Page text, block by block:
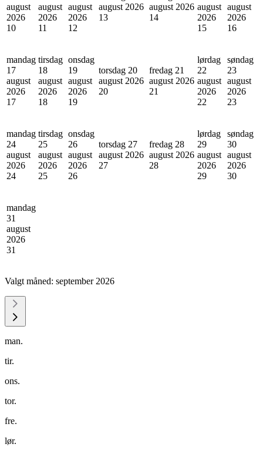
august
2026
10
august
2026
11
august
2026
12
august 2026
13
august 2026
14
august
2026
15
august
2026
16
mandag
17
august
2026
17
tirsdag
18
august
2026
18
onsdag
19
august
2026
19
torsdag 20
august 2026
20
fredag 21
august 2026
21
lørdag
22
august
2026
22
søndag
23
august
2026
23
mandag
24
august
2026
24
tirsdag
25
august
2026
25
onsdag
26
august
2026
26
torsdag 27
august 2026
27
fredag 28
august 2026
28
lørdag
29
august
2026
29
søndag
30
august
2026
30
mandag
31
august
2026
31
Valgt måned: september 2026
man.
tir.
ons.
tor.
fre.
lør.